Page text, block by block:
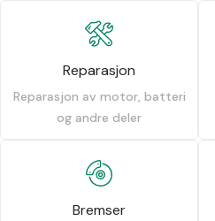
Reparasjon
Reparasjon av motor, batteri
og andre deler
Bremser